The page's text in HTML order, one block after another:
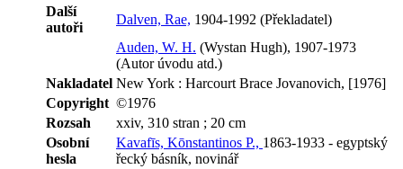
Další
autoři
Dalven, Rae, 1904-1992 (Překladatel)
Auden, W. H. (Wystan Hugh), 1907-1973
(Autor úvodu atd.)
Nakladatel New York : Harcourt Brace Jovanovich, [1976]
Copyright ©1976
Rozsah
xxiv, 310 stran ; 20 cm
Osobní
hesla
Kavafīs, Kōnstantinos P., 1863-1933 - egyptský
řecký básník, novinář